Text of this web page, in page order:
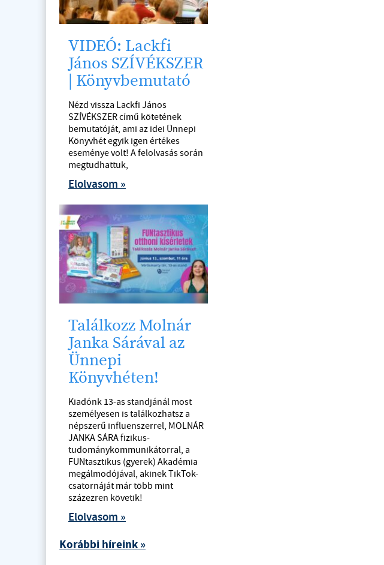
VIDEÓ: Lackfi
János SZÍVÉKSZER
| Könyvbemutató
Nézd vissza Lackfi János
SZÍVÉKSZER című kötetének
bemutatóját, ami az idei Ünnepi
Könyvhét egyik igen értékes
eseménye volt! A felolvasás során
megtudhattuk,
Elolvasom »
Találkozz Molnár
Janka Sárával az
Ünnepi
Könyvhéten!
Kiadónk 13-as standjánál most
személyesen is találkozhatsz a
népszerű influenszerrel, MOLNÁR
JANKA SÁRA fizikus-
tudománykommunikátorral, a
FUNtasztikus (gyerek) Akadémia
megálmodójával, akinek TikTok-
csatornáját már több mint
százezren követik!
Elolvasom »
Korábbi híreink »